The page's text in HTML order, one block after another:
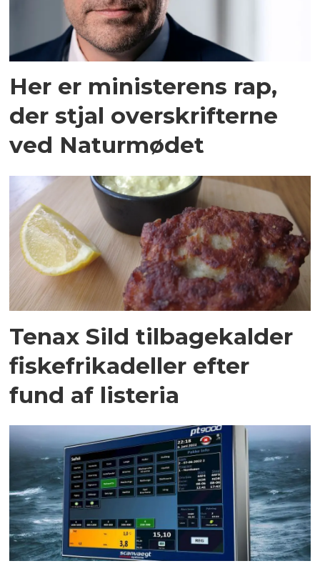
Her er ministerens rap,
der stjal overskrifterne
ved Naturmødet
Tenax Sild tilbagekalder
fiskefrikadeller efter
fund af listeria